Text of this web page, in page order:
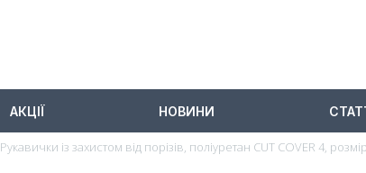
АКЦІЇ НОВИНИ
Рукавички із захистом від порізів, поліуретан CUT COVER 4,